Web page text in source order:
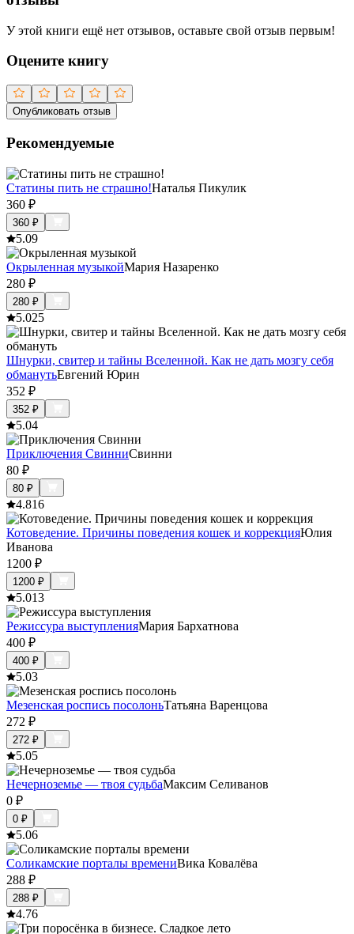
У этой книги ещё нет отзывов, оставьте свой отзыв первым!
Оцените книгу
Опубликовать отзыв
Рекомендуемые
Статины пить не страшно!Наталья Пикулик
360 ₽
360 ₽
5.09
Окрыленная музыкойМария Назаренко
280 ₽
280 ₽
5.025
Шнурки, свитер и тайны Вселенной. Как не дать мозгу себя
обманутьЕвгений Юрин
352 ₽
352 ₽
5.04
Приключения СвинниСвинни
80 ₽
80 ₽
4.816
Котоведение. Причины поведения кошек и коррекцияЮлия
Иванова
1200 ₽
1200 ₽
5.013
Режиссура выступленияМария Бархатнова
400 ₽
400 ₽
5.03
Мезенская роспись посолоньТатьяна Варенцова
272 ₽
272 ₽
5.05
Нечерноземье — твоя судьбаМаксим Селиванов
0 ₽
0 ₽
5.06
Соликамские порталы времениВика Ковалёва
288 ₽
288 ₽
4.76